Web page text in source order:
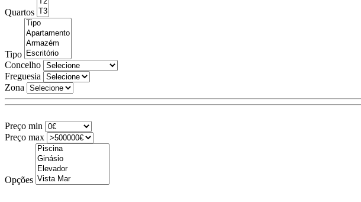
Quartos
Tipo
Concelho
Freguesia
Zona
Preço min
Preço max
Opções